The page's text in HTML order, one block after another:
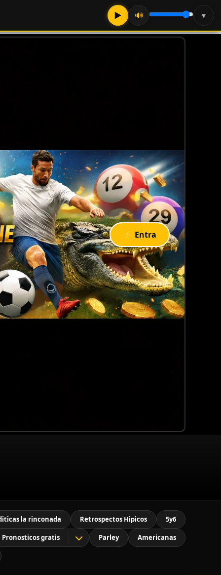
▶ 🔊 ▾
⚡ Entra
la rinconada Retrospectos Hipicos 5y6
Pronosticos gratis Parley Americanas